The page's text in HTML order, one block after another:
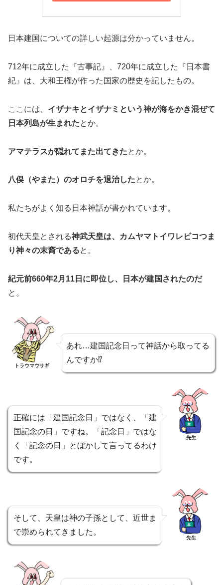
日本建国についての詳しい起源は分かっていません。
712年に成立した『古事記』、720年に成立した『日本書
紀』は、大和王権が作った国家の歴史を記したもの。
ここには、 イザナキとイザナミという神が海をかき混ぜて
日本列島が生まれたとか。
アマテラスが隠れてまた出てきたとか。
八俣（やまた）のオロチを退治したとか。
私たちがよく知る日本神話が書かれています。
初代天皇とされる神武天皇は、カムヤマトイワレビコつま
り神々の末裔であると。
紀元前660年2月11日に即位し、日本が建国されたのだ
と。
トラウマウサギ
あれ…建国記念日って神話から取ってる
んですか⁉︎
正確には「建国記念日」ではなく、「建
国記念の日」ですね。「記念日」ではな
く「記念の日」とぼかして言ってるわけ
です。
先生
そして、天皇は神の子孫として、近世ま
で崇められてきました。
先生